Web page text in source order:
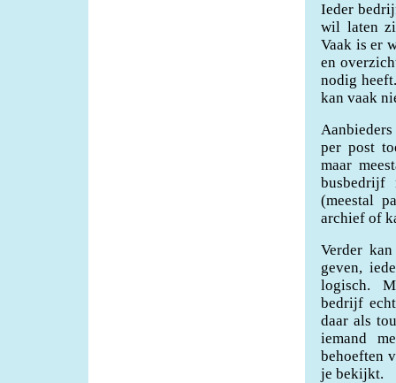
Ieder
wil laten
Vaak is er
en
nodig
kan vaak
per post
maar
(meestal
archief of
Verder
geven,
logisch.
bedrijf
daar als
iemand
behoeften
je bekijkt.